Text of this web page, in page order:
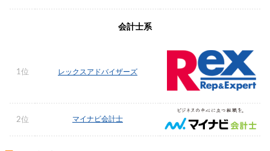
会計士系
1位 レックスアドバイザーズ
2位 マイナビ会計士